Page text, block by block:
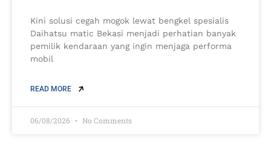
Kini solusi cegah mogok lewat bengkel spesialis
Daihatsu matic Bekasi menjadi perhatian banyak
pemilik kendaraan yang ingin menjaga performa
mobil
READ MORE
06/08/2026 No Comments